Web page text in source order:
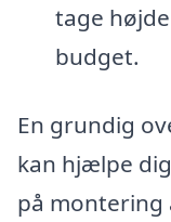
tage
budget.
En grundig
kan hjælpe
på montering